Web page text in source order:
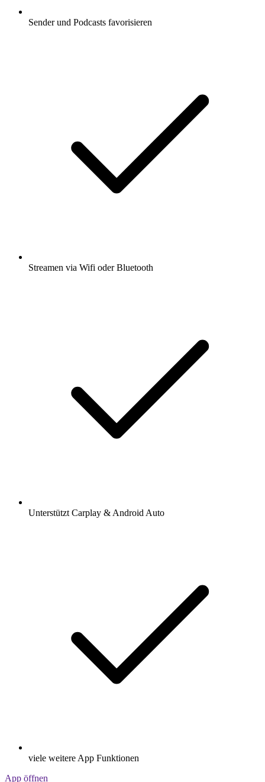
Sender und Podcasts favorisieren
Streamen via Wifi oder Bluetooth
Unterstützt Carplay & Android Auto
viele weitere App Funktionen
App öffnen